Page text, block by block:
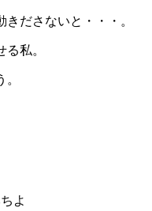
ださないと・・・。
私。
よ